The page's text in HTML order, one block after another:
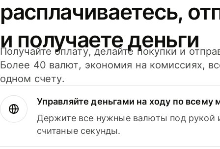
расплачиваетесь,
и получаете деньги
Получайте оплату, делайте покупки и
Более 40 валют, экономия на комиссиях,
одном счету.
Управляйте деньгами на ходу по всему
Держите все нужные валюты под рукой
считаные секунды.